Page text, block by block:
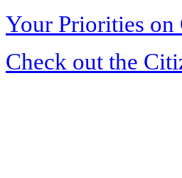
Your Priorities on
Check out the